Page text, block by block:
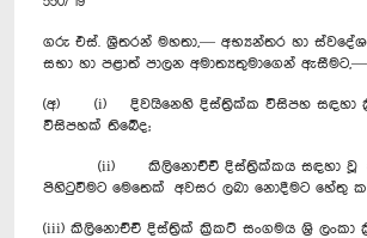
ගරු එස්. ශ්‍රීතරන් මහතා,— අභ්‍යන්තර හා
සභා හා පළාත් පාලන අමාත්‍යතුමාගෙන් ඇසීමට,—
(අ) (i) දිවයිනෙහි දිස්ත්‍රික්ක විසිපහ සඳහා
විසිපහක් තිබේද;
(ii) කිලිනොච්චි දිස්ත්‍රික්කය සඳහා වූ
පිහිටුවීමට මෙතෙක් අවසර ලබා නොදීමට හේතු
(iii) කිලිනොච්චි දිස්ත්‍රික් ක්‍රිකට් සංගමය ශ්‍රි ලංකා